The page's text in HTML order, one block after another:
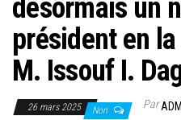
désormais un
président en
M. Issouf I.
26 mars 2025 Non Par